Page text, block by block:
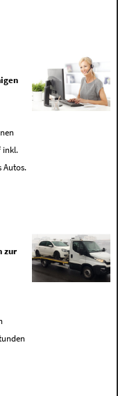
inkl.
Autos.
zur